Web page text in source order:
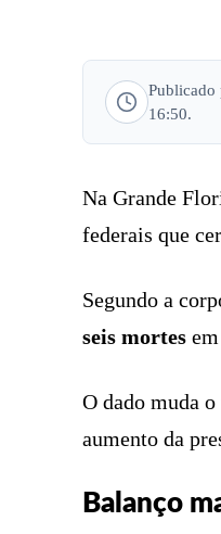
Publicado
16:50.
Na Grande
federais que
Segundo a
seis mortes
O dado muda
aumento da
Balanço